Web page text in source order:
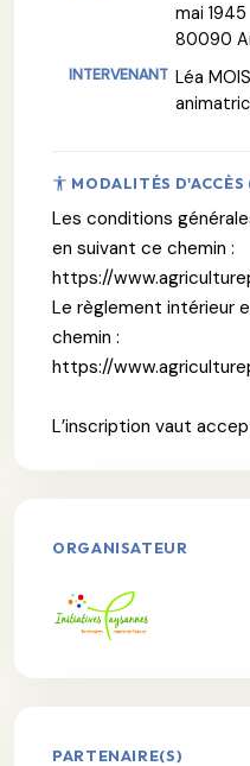
mai 1945
80090
Léa
MODALITÉS
Les conditions
en suivant ce chemin :
https://
Le règlement intérieur
chemin :
https://
L’inscription vaut
ORGANISATEUR
PARTENAIRE(S)